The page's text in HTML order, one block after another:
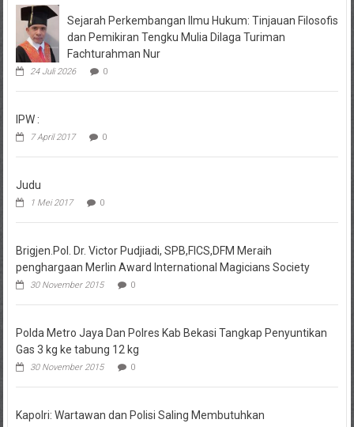
Sejarah Perkembangan Ilmu Hukum: Tinjauan Filosofis
dan Pemikiran Tengku Mulia Dilaga Turiman
Fachturahman Nur
24 Juli 2026 0
IPW :
7 April 2017 0
Judu
1 Mei 2017 0
Brigjen.Pol. Dr. Victor Pudjiadi, SPB,FICS,DFM Meraih
penghargaan Merlin Award International Magicians Society
30 November 2015 0
Polda Metro Jaya Dan Polres Kab Bekasi Tangkap Penyuntikan
Gas 3 kg ke tabung 12 kg
30 November 2015 0
Kapolri: Wartawan dan Polisi Saling Membutuhkan